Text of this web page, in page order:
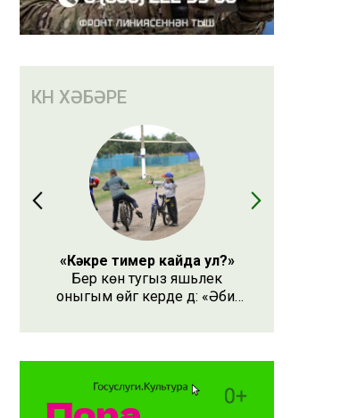
КӨН ХӘБӘРЕ
«Кәкре тимер кайда ул?»
Бер көн тугыз яшьлек
оныгым өйгә керде дә: «Әби,
ул?» – дип сорады.